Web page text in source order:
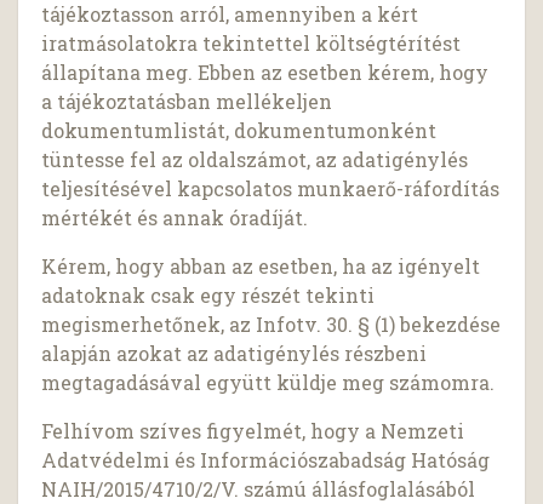
tájékoztasson arról, amennyiben a kért
iratmásolatokra tekintettel költségtérítést
állapítana meg. Ebben az esetben kérem, hogy
a tájékoztatásban mellékeljen
dokumentumlistát, dokumentumonként
tüntesse fel az oldalszámot, az adatigénylés
teljesítésével kapcsolatos munkaerő-ráfordítás
mértékét és annak óradíját.
Kérem, hogy abban az esetben, ha az igényelt
adatoknak csak egy részét tekinti
megismerhetőnek, az Infotv. 30. § (1) bekezdése
alapján azokat az adatigénylés részbeni
megtagadásával együtt küldje meg számomra.
Felhívom szíves figyelmét, hogy a Nemzeti
Adatvédelmi és Információszabadság Hatóság
NAIH/2015/4710/2/V. számú állásfoglalásából